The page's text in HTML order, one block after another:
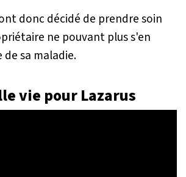
donc décidé de prendre soin
ne pouvant plus s'en
de sa maladie.
vie pour Lazarus